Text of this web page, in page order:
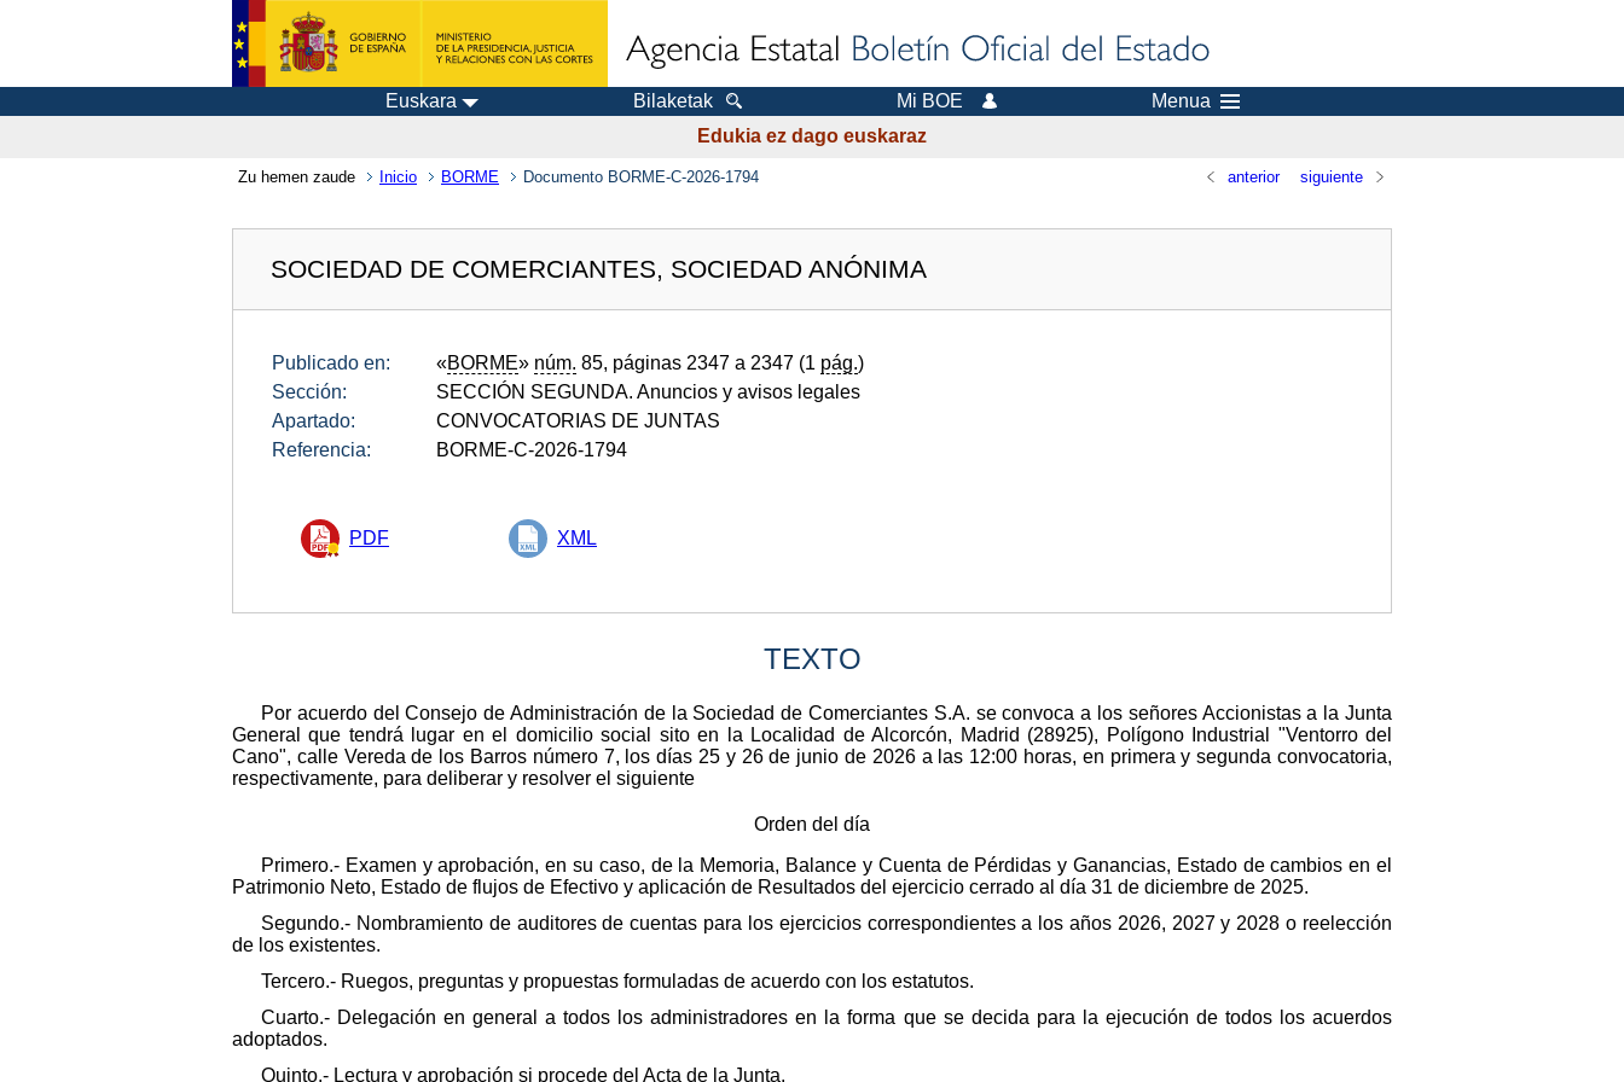
Euskara Bilaketak Mi BOE
Menua
Edukia ez dago euskaraz
Zu hemen zaude Inicio BORME Documento BORME-C-2026-1794 anterior siguiente
SOCIEDAD DE COMERCIANTES, SOCIEDAD ANÓNIMA
Publicado en: «BORME» núm. 85, páginas 2347 a 2347 (1 pág.)
Sección:
SECCIÓN SEGUNDA. Anuncios y avisos legales
Apartado:
CONVOCATORIAS DE JUNTAS
Referencia:
BORME-C-2026-1794
PDF XML
TEXTO
Por acuerdo del Consejo de Administración de la Sociedad de Comerciantes S.A. se convoca a los señores Accionistas a la Junta
General que tendrá lugar en el domicilio social sito en la Localidad de Alcorcón, Madrid (28925), Polígono Industrial "Ventorro del
Cano", calle Vereda de los Barros número 7, los días 25 y 26 de junio de 2026 a las 12:00 horas, en primera y segunda convocatoria,
respectivamente, para deliberar y resolver el siguiente
Orden del día
Primero.- Examen y aprobación, en su caso, de la Memoria, Balance y Cuenta de Pérdidas y Ganancias, Estado de cambios en el
Patrimonio Neto, Estado de flujos de Efectivo y aplicación de Resultados del ejercicio cerrado al día 31 de diciembre de 2025.
Segundo.- Nombramiento de auditores de cuentas para los ejercicios correspondientes a los años 2026, 2027 y 2028 o reelección
de los existentes.
Tercero.- Ruegos, preguntas y propuestas formuladas de acuerdo con los estatutos.
Cuarto.- Delegación en general a todos los administradores en la forma que se decida para la ejecución de todos los acuerdos
adoptados.
Quinto.- Lectura y aprobación si procede del Acta de la Junta.